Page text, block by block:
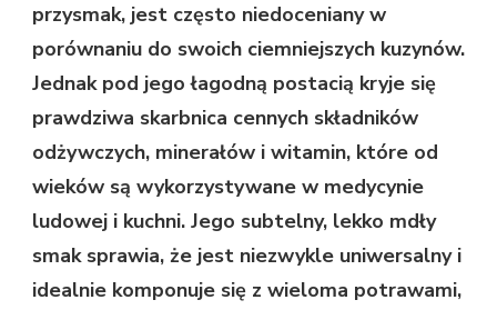
przysmak, jest często niedoceniany w
porównaniu do swoich ciemniejszych kuzynów.
Jednak pod jego łagodną postacią kryje się
prawdziwa skarbnica cennych składników
odżywczych, minerałów i witamin, które od
wieków są wykorzystywane w medycynie
ludowej i kuchni. Jego subtelny, lekko mdły
smak sprawia, że jest niezwykle uniwersalny i
idealnie komponuje się z wieloma potrawami,